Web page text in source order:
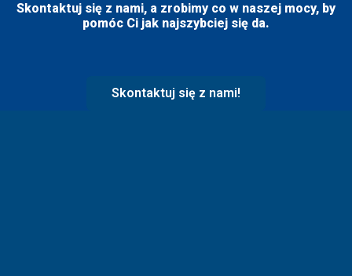
Skontaktuj się z nami, a zrobimy co w naszej mocy, by
pomóc Ci jak najszybciej się da.
Skontaktuj się z nami!